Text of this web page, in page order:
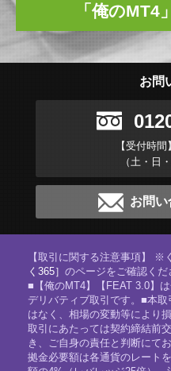
「俺のMT4
お問
【受付時
（土・日
お問い
【取引に関する注意事項】 ※
く365］ のページをご確認くだ
■【俺のMT4】【FEAT 3.0】
デリバティブ取引です。■本
はなく、相場の変動等により
取引にあたっては契約締結前
き、ご自身の責任と判断にて
拠金必要額は各通貨のレート